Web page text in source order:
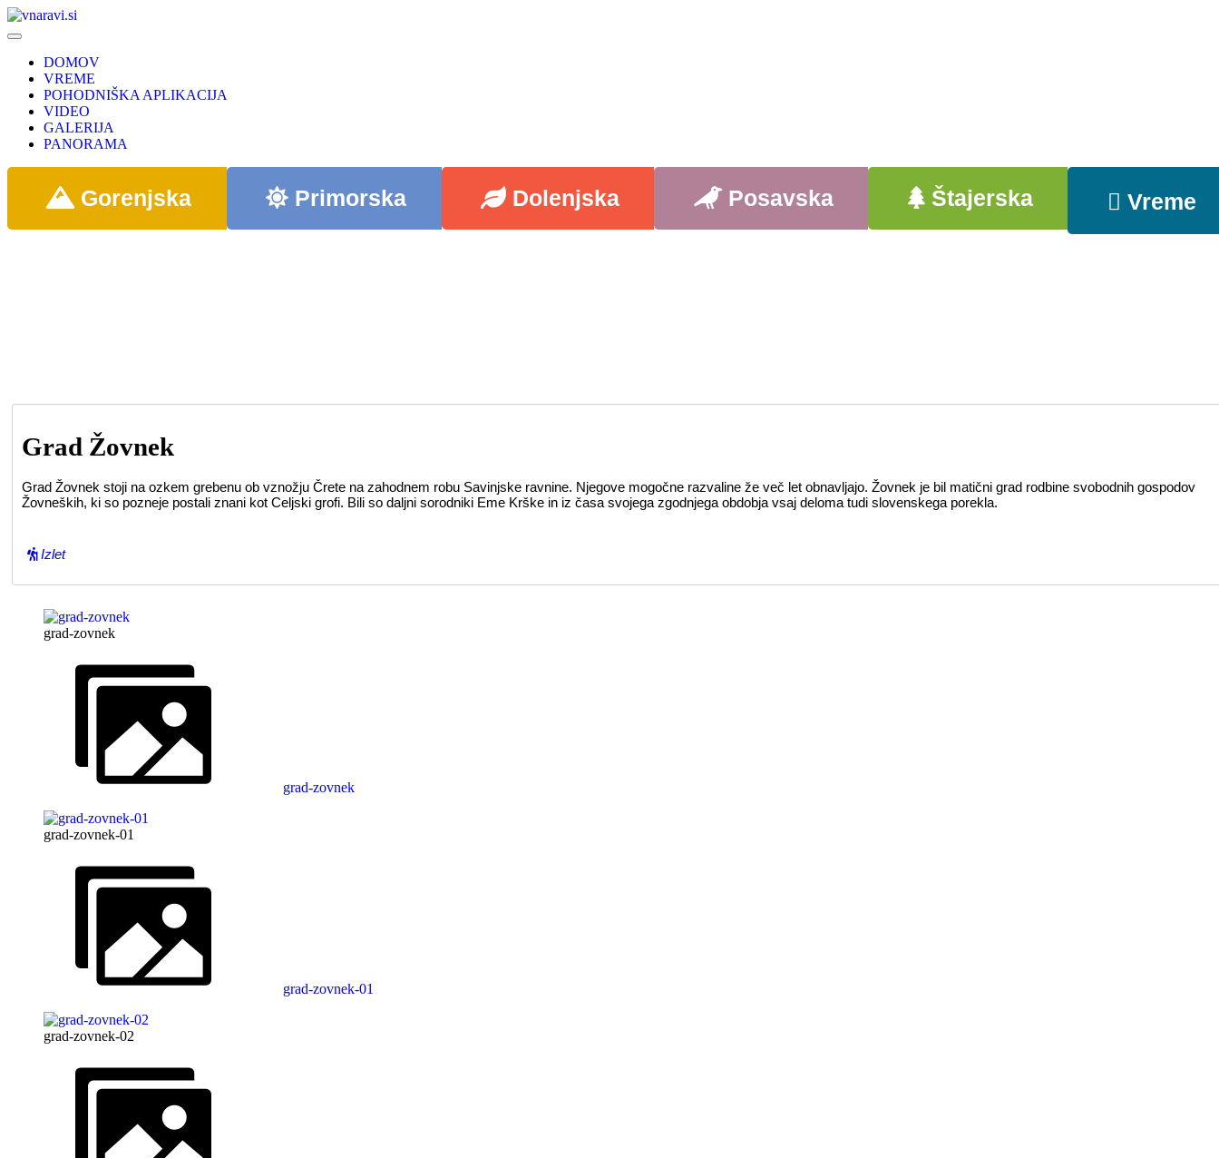
DOMOV
VREME
POHODNIŠKA APLIKACIJA
VIDEO
GALERIJA
PANORAMA
Gorenjska Primorska Dolenjska Posavska Štajerska Vreme
Grad Žovnek
Grad Žovnek stoji na ozkem grebenu ob vznožju Črete na zahodnem robu Savinjske ravnine. Njegove mogočne razvaline že več let obnavljajo. Žovnek je bil matični grad rodbine svobodnih gospodov
Žovneških, ki so pozneje postali znani kot Celjski grofi. Bili so daljni sorodniki Eme Krške in iz časa svojega zgodnjega obdobja vsaj deloma tudi slovenskega porekla.
Izlet
grad-zovnek
grad-zovnek
grad-zovnek-01
grad-zovnek-01
grad-zovnek-02